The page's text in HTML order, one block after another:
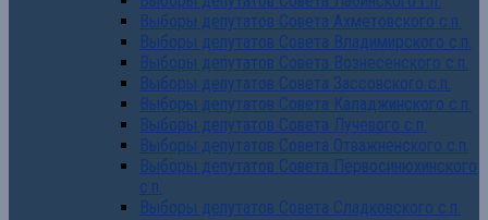
Выборы депутатов Совета Ахметовского с.п.
Выборы депутатов Совета Владимирского с.п.
Выборы депутатов Совета Вознесенского с.п.
Выборы депутатов Совета Зассовского с.п.
Выборы депутатов Совета Каладжинского с.п.
Выборы депутатов Совета Лучевого с.п.
Выборы депутатов Совета Отважненского с.п.
Выборы депутатов Совета Первосинюхинского
с.п.
Выборы депутатов Совета Сладковского с.п.